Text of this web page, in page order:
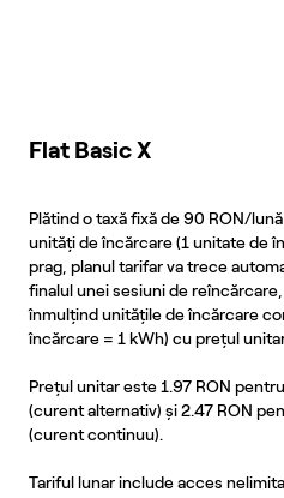
Flat Basic X
Plătind o taxă fixă de 90 RON/
unități de încărcare (1 unitate de
prag, planul tarifar va trece
finalul unei sesiuni de
înmulțind unitățile de încărcare
încărcare = 1 kWh) cu prețul
Prețul unitar este 1.97 RON
(curent alternativ) și 2.47 RON
(curent continuu).
Tariful lunar include acces